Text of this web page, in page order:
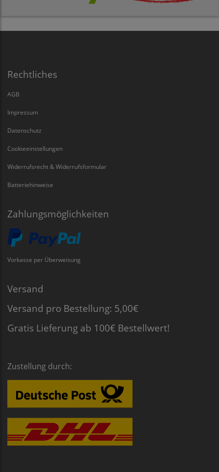
Rechtliches
AGB
Impressum
Datenschutz
Cookieeinstellungen
Widerrufsrecht & Widerrufsformular
Batteriehinweise
Zahlungsmöglichkeiten
Vorkasse per Überweisung
Versand
Versand pro Bestellung: 5,00€
Gratis Lieferung ab 100€ Bestellwert!
Zustellung durch: